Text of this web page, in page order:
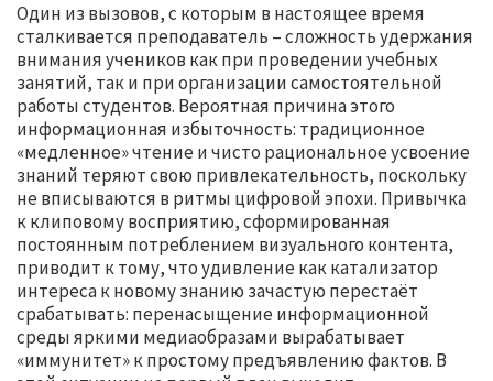
Один из вызовов, с которым в настоящее время
сталкивается преподаватель – сложность удержания
внимания учеников как при проведении учебных
занятий, так и при организации самостоятельной
работы студентов. Вероятная причина этого
информационная избыточность: традиционное
«медленное» чтение и чисто рациональное усвоение
знаний теряют свою привлекательность, поскольку
не вписываются в ритмы цифровой эпохи. Привычка
к клиповому восприятию, сформированная
постоянным потреблением визуального контента,
приводит к тому, что удивление как катализатор
интереса к новому знанию зачастую перестаёт
срабатывать: перенасыщение информационной
среды яркими медиаобразами вырабатывает
«иммунитет» к простому предъявлению фактов. В